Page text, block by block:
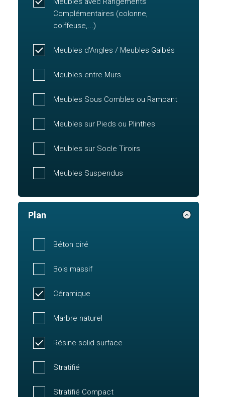
Complémentaires (colonne,
coiffeuse,...)
Meubles d'Angles / Meubles Galbés
Meubles entre Murs
Meubles Sous Combles ou Rampant
Meubles sur Pieds ou Plinthes
Meubles sur Socle Tiroirs
Meubles Suspendus
Plan
Béton ciré
Bois massif
Céramique
Marbre naturel
Résine solid surface
Stratifié
Stratifié Compact